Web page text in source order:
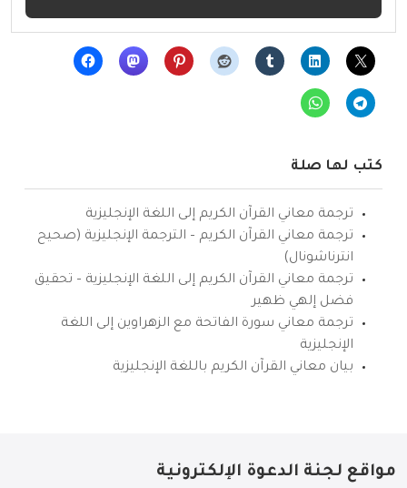
كتب لها صلة
ترجمة معاني القرآن الكريم إلى اللغة الإنجليزية
ترجمة معاني القرآن الكريم – الترجمة الإنجليزية (صحيح
انترناشونال)
ترجمة معاني القرآن الكريم إلى اللغة الإنجليزية – تحقيق
فضل إلهي ظهير
ترجمة معاني سورة الفاتحة مع الزهراوين إلى اللغة
الإنجليزية
بيان معاني القرآن الكريم باللغة الإنجليزية
مواقع لجنة الدعوة الإلكترونية